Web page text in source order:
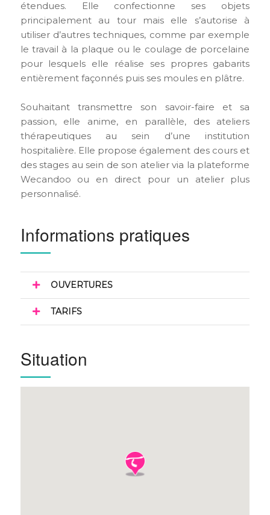
étendues. Elle confectionne ses objets
principalement au tour mais elle s’autorise à
utiliser d’autres techniques, comme par exemple
le travail à la plaque ou le coulage de porcelaine
pour lesquels elle réalise ses propres gabarits
entièrement façonnés puis ses moules en plâtre.
Souhaitant transmettre son savoir-faire et sa
passion, elle anime, en parallèle, des ateliers
thérapeutiques au sein d’une institution
hospitalière. Elle propose également des cours et
des stages au sein de son atelier via la plateforme
Wecandoo ou en direct pour un atelier plus
personnalisé.
Informations pratiques
OUVERTURES
TARIFS
Situation